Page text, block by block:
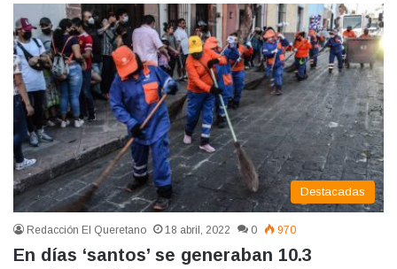
Destacadas
Redacción El Queretano 18 abril, 2022 0 970
En días ‘santos’ se generaban 10.3